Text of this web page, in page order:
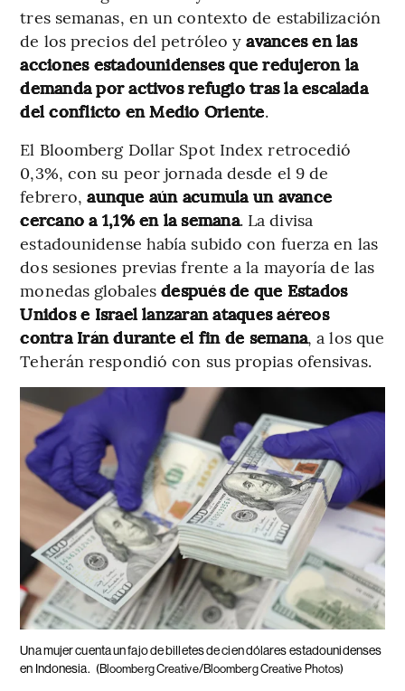
tres semanas, en un contexto de estabilización
de los precios del petróleo yavances en las
acciones estadounidenses que redujeron la
demanda por activos refugio tras la escalada
del conflicto en Medio Oriente.
El Bloomberg Dollar Spot Index retrocedió
0,3%, con su peor jornada desde el 9 de
febrero,aunque aún acumula un avance
cercano a 1,1% en la semana. La divisa
estadounidense había subido con fuerza en las
dos sesiones previas frente a la mayoría de las
monedas globalesdespués de que Estados
Unidos e Israel lanzaran ataques aéreos
contra Irán durante el fin de semana, a los que
Teherán respondió con sus propias ofensivas.
Una mujer cuenta un fajo de billetes de cien dólares estadounidenses
en Indonesia. (Bloomberg Creative/Bloomberg Creative Photos)